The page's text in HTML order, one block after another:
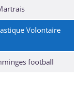
Volontaire
football